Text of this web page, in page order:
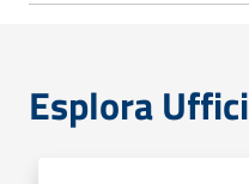
Esplora Uffici